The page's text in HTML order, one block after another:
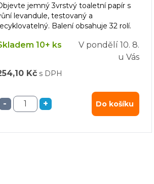
jemný 3vrstvý toaletní papír s
levandule, testovaný a
Balení obsahuje 32 rolí.
10+ ks V pondělí 10. 8.
u Vás
Kč s DPH
- + Do košíku